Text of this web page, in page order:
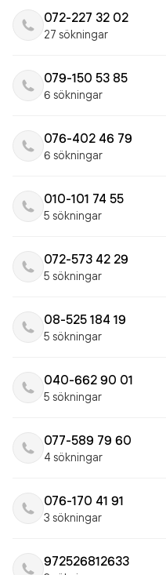
072-227 32 02
27 sökningar
079-150 53 85
6 sökningar
076-402 46 79
6 sökningar
010-101 74 55
5 sökningar
072-573 42 29
5 sökningar
08-525 184 19
5 sökningar
040-662 90 01
5 sökningar
077-589 79 60
4 sökningar
076-170 41 91
3 sökningar
972526812633